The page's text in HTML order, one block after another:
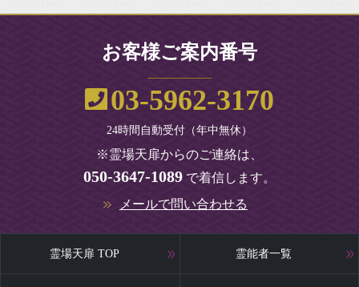
お客様ご案内番号
03-5962-3170
24時間自動受付（年中無休）
※霊場天扉からのご連絡は、
050-3647-1089 で着信します。
メールで問い合わせる
霊場天扉 TOP 霊能者一覧